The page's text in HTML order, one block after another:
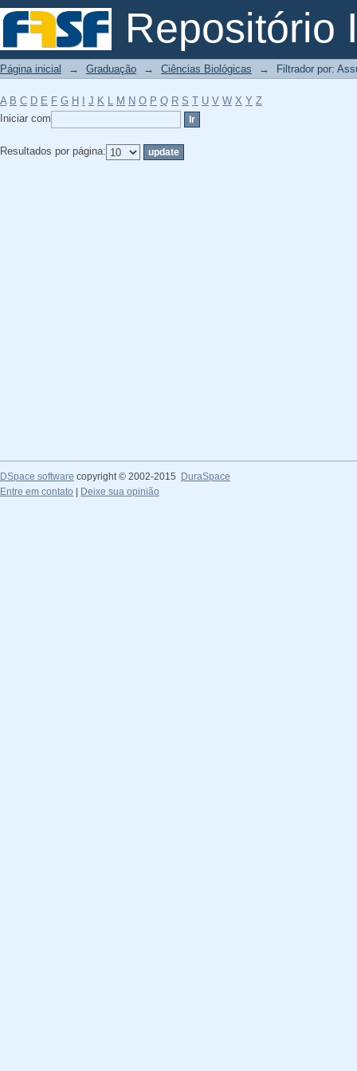
Repositório
Filtrador por: Assunto
Página inicial → Graduação → Ciências Biológicas → Filtrador por:
A B C D E F G H J K L M N O P Q R S T U V W X Y Z
Iniciar com
Resultados por página:
DSpace software copyright © 2002-2015
DuraSpace
Entre em contato
Deixe sua opinião